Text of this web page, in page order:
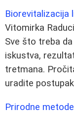
Biorevitalizacija
Vitomirka
Sve što treba
iskustva,
tretmana.
uradite
Prirodne